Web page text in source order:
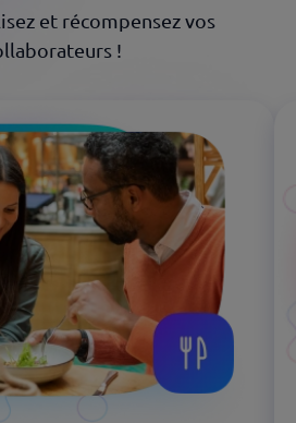
et récompensez vos
!